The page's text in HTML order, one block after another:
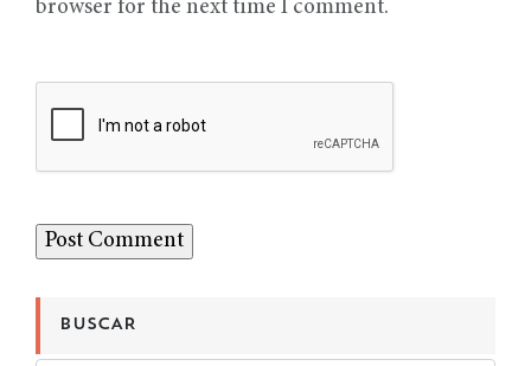
browser for the next time I comment.
BUSCAR